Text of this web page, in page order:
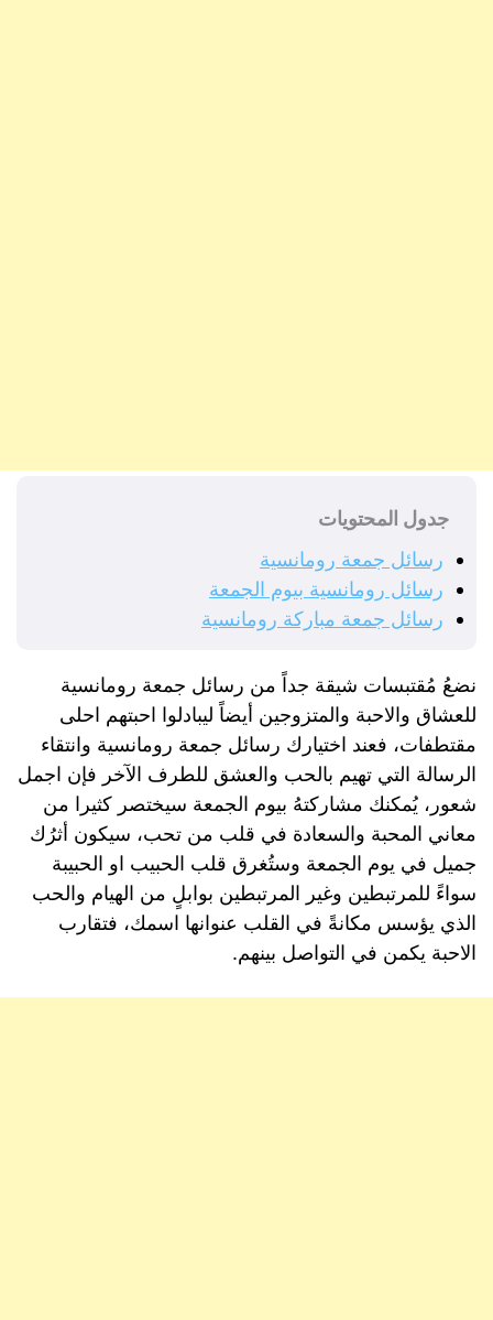
جدول المحتويات
رسائل جمعة رومانسية
رسائل رومانسية بيوم الجمعة
رسائل جمعة مباركة رومانسية
نضعُ مُقتبسات شيقة جداً من رسائل جمعة رومانسية
للعشاق والاحبة والمتزوجين أيضاً ليبادلوا احبتهم احلى
مقتطفات، فعند اختيارك رسائل جمعة رومانسية وانتقاء
الرسالة التي تهيم بالحب والعشق للطرف الآخر فإن اجمل
شعور، يُمكنك مشاركتهُ بيوم الجمعة سيختصر كثيرا من
معاني المحبة والسعادة في قلب من تحب، سيكون أثرُك
جميل في يوم الجمعة وستُغرق قلب الحبيب او الحبيبة
سواءً للمرتبطين وغير المرتبطين بوابلٍ من الهيام والحب
الذي يؤسس مكانةً في القلب عنوانها اسمك، فتقارب
الاحبة يكمن في التواصل بينهم.